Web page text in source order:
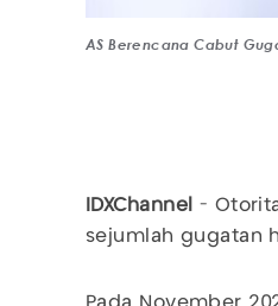
AS Berencana Cabut
IDXChannel -
sejumlah gugatan